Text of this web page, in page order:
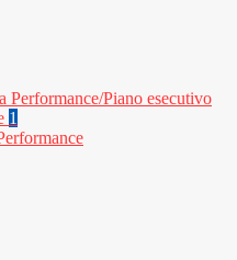
Performance/Piano esecutivo
1